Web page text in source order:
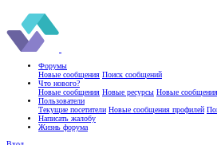
Форумы
Новые сообщения Поиск сообщений
Что нового?
Новые сообщения Новые ресурсы Новые
Пользователи
Текущие посетители Новые сообщения профилей
Написать жалобу
Жизнь форума